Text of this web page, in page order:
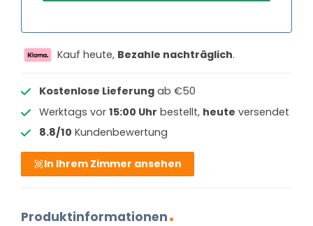
Kauf heute, Bezahle nachträglich.
Kostenlose Lieferungab €50
Werktags vor 15:00 Uhr bestellt, heute versendet
8.8/10 Kundenbewertung
In Ihrem Zimmer ansehen
Produktinformationen